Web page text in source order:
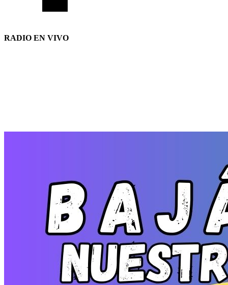
RADIO EN VIVO